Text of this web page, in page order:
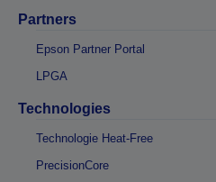
Partners
Epson Partner Portal
LPGA
Technologies
Technologie Heat-Free
PrecisionCore